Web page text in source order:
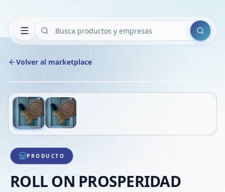
Buscar
Volver al marketplace
1/2
PRODUCTO
ROLL ON PROSPERIDAD